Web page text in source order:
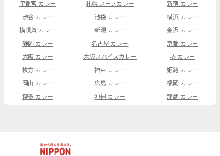
宇都宮 カレー
札幌 スープカレー
新宿 カレー
渋谷 カレー
池袋 カレー
横浜 カレー
横須賀 カレー
新潟 カレー
金沢 カレー
静岡 カレー
名古屋 カレー
京都 カレー
大阪 カレー
大阪スパイスカレー
堺 カレー
枚方 カレー
神戸 カレー
姫路 カレー
岡山 カレー
広島 カレー
福岡 カレー
博多 カレー
沖縄 カレー 那覇 カレー